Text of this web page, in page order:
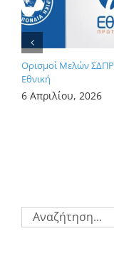
Ορισμοί Μελών ΣΔΠΡ
Εθνική
6 Απριλίου, 2026
Αναζήτηση
για: